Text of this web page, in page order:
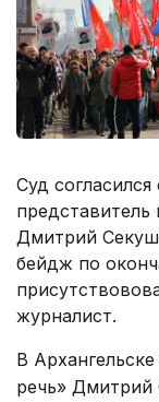
Суд
представитель
Дмитрий
бейдж по
журналист.
В
речь»